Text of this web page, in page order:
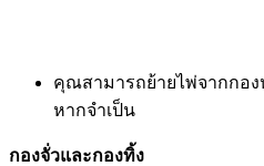
คุณสามารถย้ายไพ่จากกอง
หากจำเป็น
กองจั่วและกองทิ้ง